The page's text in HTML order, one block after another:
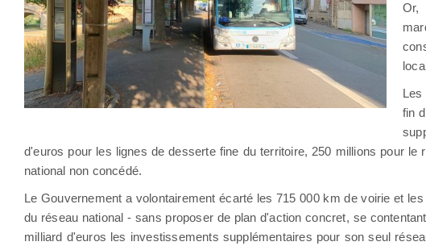
Or,
Les
fin
d'euros pour les lignes de desserte fine du territoire, 250 millions pour
national non concédé.
Le Gouvernement a volontairement écarté les 715 000 km de voirie et
du réseau national - sans proposer de plan d'action concret, se
milliard d'euros les investissements supplémentaires pour son seul